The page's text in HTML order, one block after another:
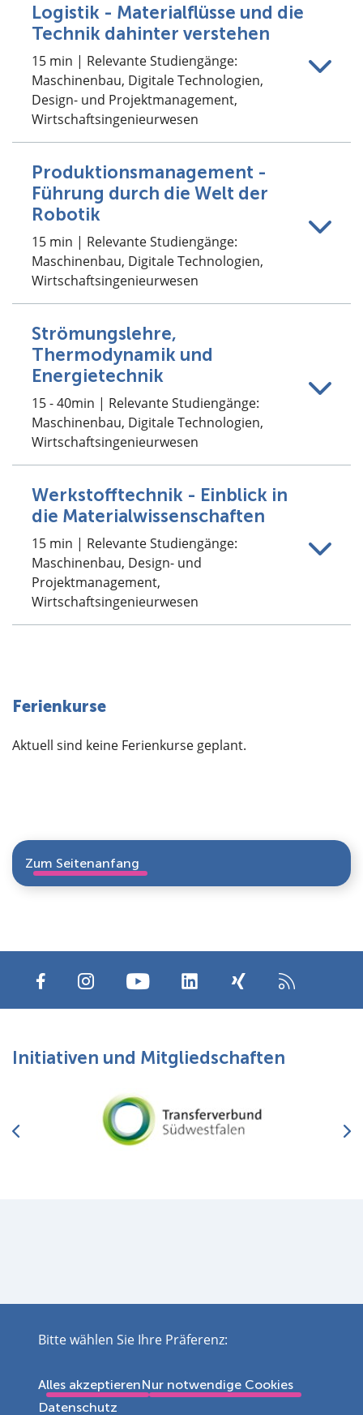
Logistik - Materialflüsse und die
Technik dahinter verstehen
15 min | Relevante Studiengänge:
Maschinenbau, Digitale Technologien,
Design- und Projektmanagement,
Wirtschaftsingenieurwesen
Produktionsmanagement -
Führung durch die Welt der
Robotik
15 min | Relevante Studiengänge:
Maschinenbau, Digitale Technologien,
Wirtschaftsingenieurwesen
Strömungslehre,
Thermodynamik und
Energietechnik
15 - 40min | Relevante Studiengänge:
Maschinenbau, Digitale Technologien,
Wirtschaftsingenieurwesen
Werkstofftechnik - Einblick in
die Materialwissenschaften
15 min | Relevante Studiengänge:
Maschinenbau, Design- und
Projektmanagement,
Wirtschaftsingenieurwesen
Ferienkurse
Aktuell sind keine Ferienkurse geplant.
Zum Seitenanfang
Initiativen und Mitgliedschaften
Impressum Datenschutz
Disclaimer
Kontakt
Cookie Einstellungen 4953841
Bitte wählen Sie Ihre Präferenz:
Alles akzeptierenNur notwendige Cookies
Datenschutz